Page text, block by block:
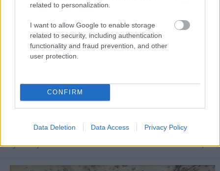
related to personalization.
I want to allow Google to enable storage
related to security, including authentication
functionality and fraud prevention, and other
user protection.
CONFIRM
Data Deletion Data Access Privacy Policy
A siri, a mankurt és a globalizmus
PPJ•2015. január 17. 28